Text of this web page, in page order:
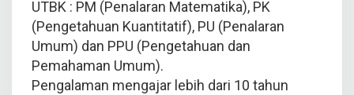
UTBK : PM (Penalaran Matematika), PK
(Pengetahuan Kuantitatif), PU (Penalaran
Umum) dan PPU (Pengetahuan dan
Pemahaman Umum).
Pengalaman mengajar lebih dari 10 tahun